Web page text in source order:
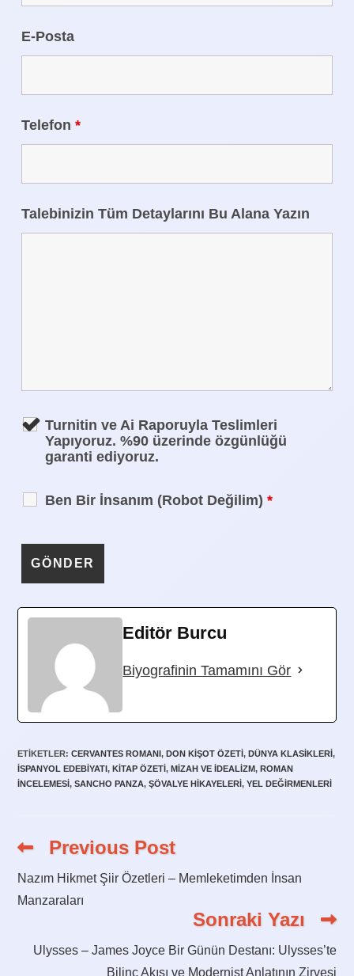
E-Posta
Telefon*
Talebinizin Tüm Detaylarını Bu Alana Yazın
Turnitin ve Ai Raporuyla Teslimleri
Yapıyoruz. %90 üzerinde özgünlüğü
garanti ediyoruz.
Ben Bir İnsanım (Robot Değilim)*
Editör Burcu
Biyografinin Tamamını Gör
ETIKETLER:CERVANTES ROMANI, DON KIŞOT ÖZETI, DÜNYA KLASIKLERI,
İSPANYOL EDEBIYATI, KITAP ÖZETI, MIZAH VE IDEALIZM, ROMAN
INCELEMESI, SANCHO PANZA, ŞÖVALYE HIKAYELERI, YEL DEĞIRMENLERI
Read
articles
Previous Post
Nazım Hikmet Şiir Özetleri – Memleketimden İnsan
Manzaraları
Sonraki Yazı
Ulysses – James Joyce Bir Günün Destanı: Ulysses’te
Bilinç Akışı ve Modernist Anlatının Zirvesi